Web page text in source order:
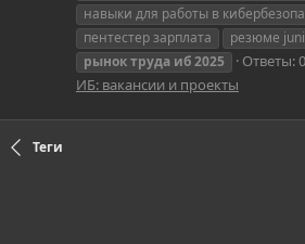
навыки для работы в
пентестер зарплата
резюме
рыноктруда иб2025 Ответы: 0
ИБ: вакансии и проекты
Теги